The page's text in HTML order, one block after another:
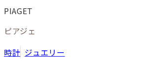
PIAGET
ピアジェ
時計 ジュエリー